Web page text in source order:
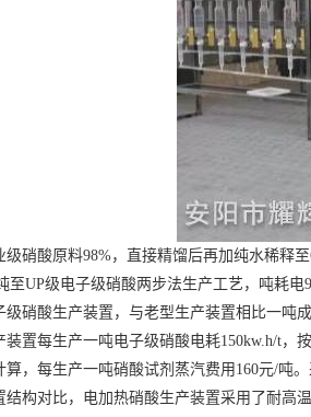
酸原料98%，直接精馏后再加纯水稀释至
至UP级电子级硝酸两步法生产工艺，吨耗电
酸生产装置，与老型生产装置相比一吨成
每生产一吨电子级硝酸电耗150kw.h/t，按
算，每生产一吨硝酸试剂蒸汽费用160元/吨
对比，电加热硝酸生产装置采用了耐高温